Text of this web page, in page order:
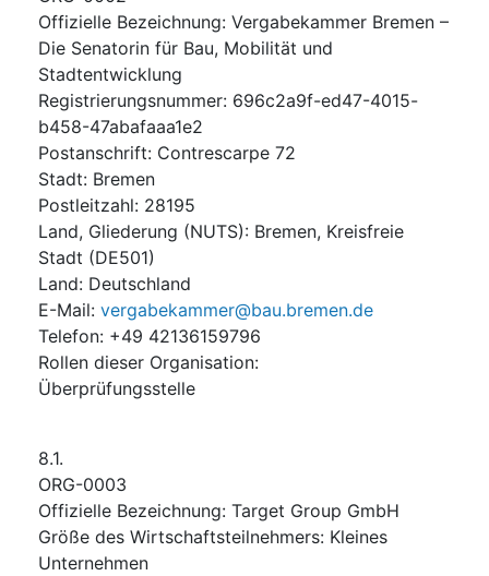
Offizielle Bezeichnung: Vergabekammer Bremen –
Die Senatorin für Bau, Mobilität und
Stadtentwicklung
Registrierungsnummer: 696c2a9f-ed47-4015-
b458-47abafaaa1e2
Postanschrift: Contrescarpe 72
Stadt: Bremen
Postleitzahl: 28195
Land, Gliederung (NUTS): Bremen, Kreisfreie
Stadt (DE501)
Land: Deutschland
E-Mail: vergabekammer@bau.bremen.de
Telefon: +49 42136159796
Rollen dieser Organisation:
Überprüfungsstelle
8.1.
ORG-0003
Offizielle Bezeichnung: Target Group GmbH
Größe des Wirtschaftsteilnehmers: Kleines
Unternehmen